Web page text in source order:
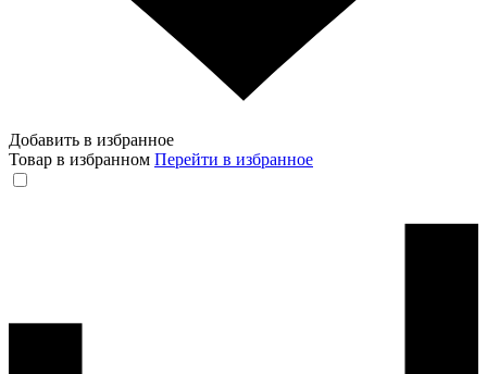
Добавить в избранное
Товар в избранном Перейти в избранное